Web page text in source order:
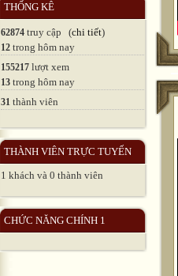
THỐNG KÊ
62874 truy cập (chi tiết)
12 trong hôm nay
155217 lượt xem
13 trong hôm nay
31 thành viên
THÀNH VIÊN TRỰC TUYẾN
1 khách và 0 thành viên
CHỨC NĂNG CHÍNH 1